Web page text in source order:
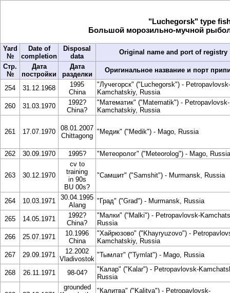
"Luchegorsk" type
Большой морозильно-мучной
Yard
№
Date of
completion
Disposal
data
Original name and port of registry
Стр.
№
Дата
постройки
Дата
разделки
Оригинальное название и порт
254 31.12.1968
1995
China
"Лучегорск" ("Luchegorsk") - Petropavlovsk-
Kamchatskiy, Russia
260
31.03.1970
1992?
China?
"Математик" ("Matematik") - Petropavlovsk-
Kamchatskiy, Russia
261 17.07.1970
08.01.2007
Chittagong
"Медик" ("Medik") - Mago, Russia
262 30.09.1970 1995? "Метеоролог" ("Meteorolog") - Mago, Russia
263 30.12.1970
cv to
training
in 90s
BU 00s?
"Самшит" ("Samshit") - Murmansk, Russia
264 10.03.1971
30.04.1995
Alang
"Град" ("Grad") - Murmansk, Russia
265 14.05.1971
1992?
China?
"Малки" ("Malki") - Petropavlovsk-
Russia
266
25.07.1971
10.1996
China
"Хайрюзово" ("Khayryuzovo") -
Kamchatskiy, Russia
267
29.09.1971
12.2002
Vladivostok
"Тымлат" ("Tymlat") - Mago, Russia
268 26.11.1971 98-04?
"Калар" ("Kalar") - Petropavlovsk-
Russia
grounded
"Калитва" ("Kalitva") - Petropavlovsk-